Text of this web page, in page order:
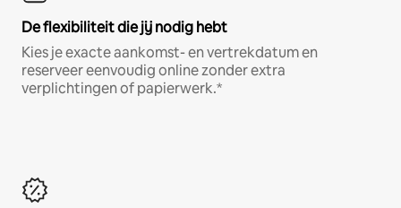
De flexibiliteit die jij nodig hebt
Kies je exacte aankomst- en vertrekdatum en
reserveer eenvoudig online zonder extra
verplichtingen of papierwerk.*